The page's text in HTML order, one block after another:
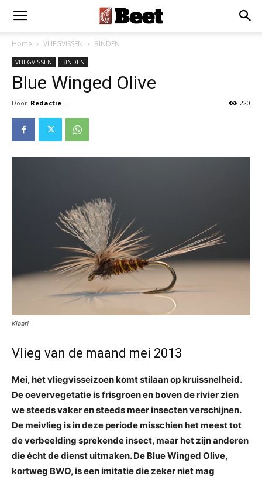
Home VLIEGVISSEN BINDEN
VLIEGVISSEN BINDEN
Blue Winged Olive
Door Redactie - 220
Klaar!
Vlieg van de maand mei 2013
Mei, het vliegvisseizoen komt stilaan op kruissnelheid.
De oevervegetatie is frisgroen en boven de rivier zien
we steeds vaker en steeds meer insecten verschijnen.
De meivlieg is in deze periode misschien het meest tot
de verbeelding sprekende insect, maar het zijn anderen
die écht de dienst uitmaken. De Blue Winged Olive,
kortweg BWO, is een imitatie die zeker niet mag